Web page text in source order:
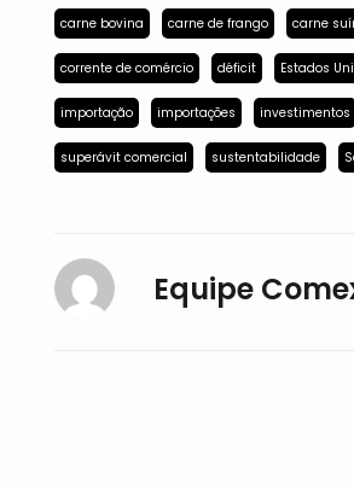
carne bovina carne de frango carne
corrente de comércio déficit Estados
importação importações investimentos
superávit comercial sustentabilidade
Equipe